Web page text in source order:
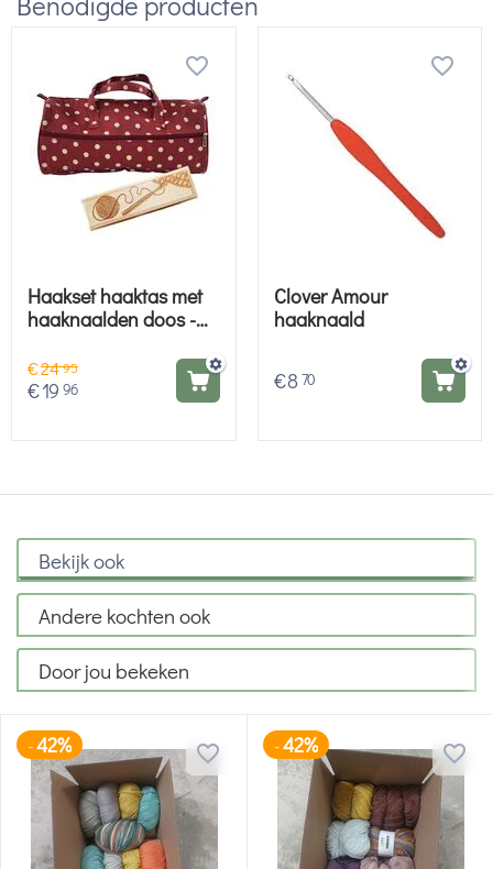
Haakset haaktas met
haaknaalden doos -
cadeauset
€2495
€19 96
Clover Amour
haaknaald
€8 70
Bekijk ook
Andere kochten ook
Door jou bekeken
-42% -42%